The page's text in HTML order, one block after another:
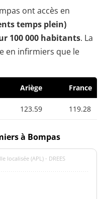
ont accès en
temps plein)
100 000 habitants. La
en infirmiers que le
Ariège France
123.59 119.28
à Bompas
localisée (APL) - DREES